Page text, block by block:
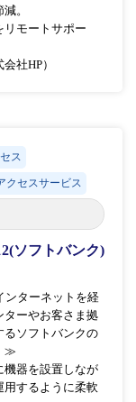
。
リモートサポー
社HP）
ス
クセスサービス
ソフトバンク)
ンターネットを経
ターやお客さま拠
るソフトバンクの
≫
機器を設置しなが
用するように柔軟